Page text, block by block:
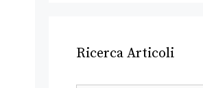
Ricerca Articoli